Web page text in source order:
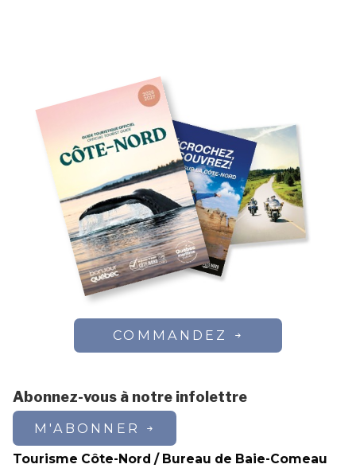
COMMANDEZ
Abonnez-vous à notre infolettre
M'ABONNER
Tourisme Côte-Nord / Bureau de Baie-Comeau